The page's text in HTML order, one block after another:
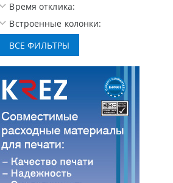
Время отклика:
Встроенные колонки: